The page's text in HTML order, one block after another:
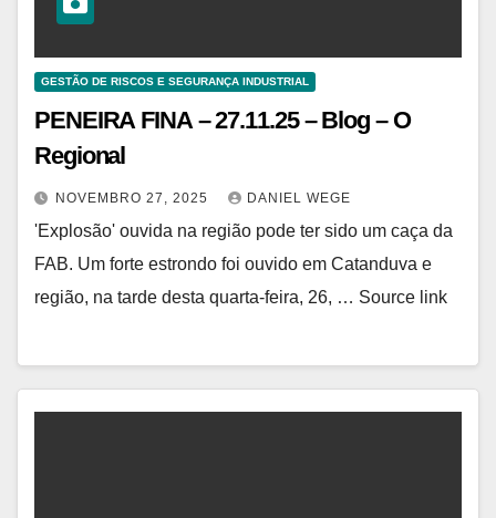
GESTÃO DE RISCOS E SEGURANÇA INDUSTRIAL
PENEIRA FINA – 27.11.25 – Blog – O
Regional
NOVEMBRO 27, 2025 DANIEL WEGE
'Explosão' ouvida na região pode ter sido um caça da
FAB. Um forte estrondo foi ouvido em Catanduva e
região, na tarde desta quarta-feira, 26, … Source link